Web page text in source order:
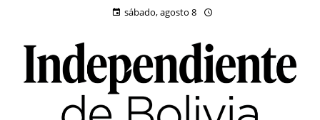
sábado, agosto 8